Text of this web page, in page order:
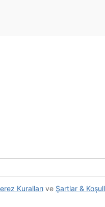
Kuralları ve Şartlar &